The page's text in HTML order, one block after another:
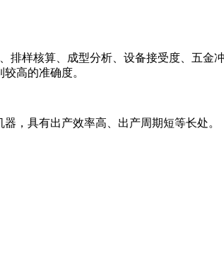
样核算、成型分析、设备接受度、五金
高的准确度。
，具有出产效率高、出产周期短等长处。